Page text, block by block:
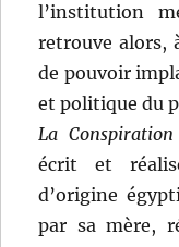
l’institution
retrouve alors,
de pouvoir
et politique du
La
écrit et
d’origine
par sa mère,